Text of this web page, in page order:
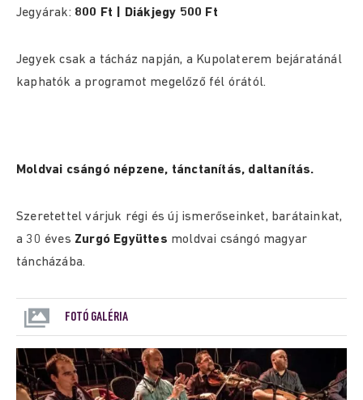
Jegyárak: 800 Ft | Diákjegy 500 Ft
Jegyek csak a tácház napján, a Kupolaterem bejáratánál
kaphatók a programot megelőző fél órától.
Moldvai csángó népzene, tánctanítás, daltanítás.
Szeretettel várjuk régi és új ismerőseinket, barátainkat,
a 30 éves Zurgó Együttes moldvai csángó magyar
táncházába.
FOTÓ GALÉRIA